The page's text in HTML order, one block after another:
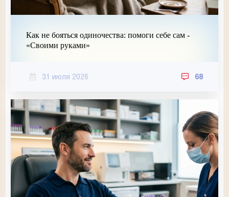
Как не бояться одиночества: помоги себе сам -
«Своими руками»
31 июля 2026 68